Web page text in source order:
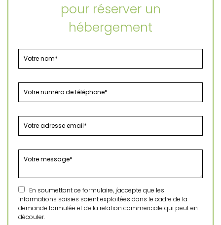
pour réserver un
hébergement
En soumettant ce formulaire, j'accepte que les
informations saisies soient exploitées dans le cadre de la
demande formulée et de la relation commerciale qui peut en
découler.